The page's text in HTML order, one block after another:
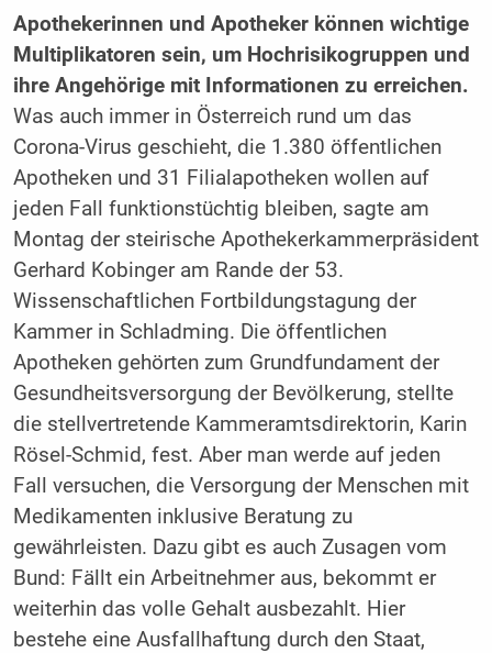
Apothekerinnen und Apotheker können wichtige
Multiplikatoren sein, um Hochrisikogruppen und
ihre Angehörige mit Informationen zu erreichen.
Was auch immer in Österreich rund um das
Corona-Virus geschieht, die 1.380 öffentlichen
Apotheken und 31 Filialapotheken wollen auf
jeden Fall funktionstüchtig bleiben, sagte am
Montag der steirische Apothekerkammerpräsident
Gerhard Kobinger am Rande der 53.
Wissenschaftlichen Fortbildungstagung der
Kammer in Schladming. Die öffentlichen
Apotheken gehörten zum Grundfundament der
Gesundheitsversorgung der Bevölkerung, stellte
die stellvertretende Kammeramtsdirektorin, Karin
Rösel-Schmid, fest. Aber man werde auf jeden
Fall versuchen, die Versorgung der Menschen mit
Medikamenten inklusive Beratung zu
gewährleisten. Dazu gibt es auch Zusagen vom
Bund: Fällt ein Arbeitnehmer aus, bekommt er
weiterhin das volle Gehalt ausbezahlt. Hier
bestehe eine Ausfallhaftung durch den Staat,